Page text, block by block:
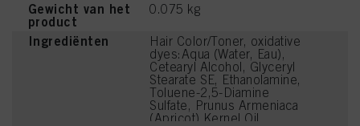
Gewicht van het
product
0.075 kg
Ingrediënten
Hair Color/Toner, oxidative
dyes:Aqua (Water, Eau),
Cetearyl Alcohol, Glyceryl
Stearate SE, Ethanolamine,
Toluene-2,5-Diamine
Sulfate, Prunus Armeniaca
(Apricot) Kernel Oil,